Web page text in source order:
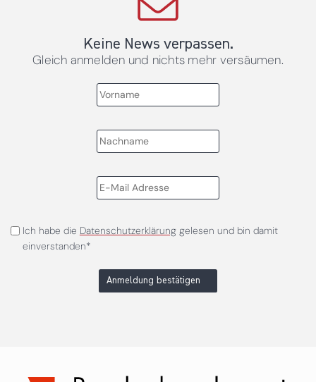
Keine News verpassen.
Gleich anmelden und nichts mehr versäumen.
Ich habe die Datenschutzerklärunggelesen und bin damit
einverstanden*
Anmeldung bestätigen